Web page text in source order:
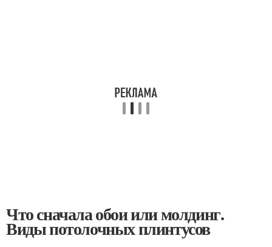
Что сначала обои или молдинг.
Виды потолочных плинтусов